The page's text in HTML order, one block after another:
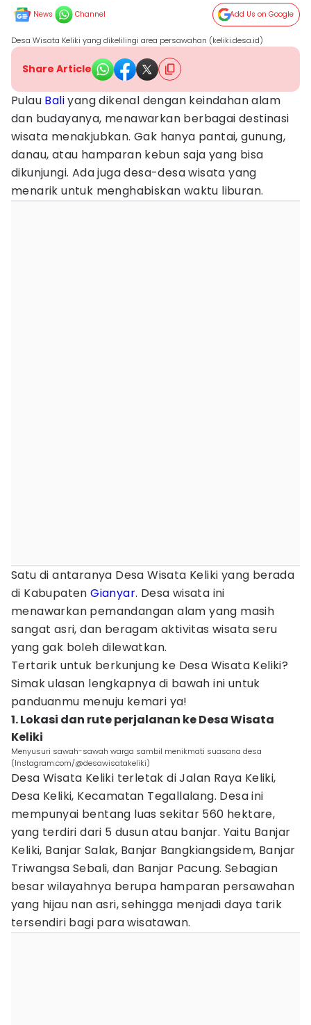
News Channel Add Us on Google
Desa Wisata Keliki yang dikelilingi area persawahan (keliki.desa.id)
Share Article
Pulau Baliyang dikenal dengan keindahan alam
dan budayanya, menawarkan berbagai destinasi
wisata menakjubkan. Gak hanya pantai, gunung,
danau, atau hamparan kebun saja yang bisa
dikunjungi. Ada juga desa-desa wisata yang
menarik untuk menghabiskan waktu liburan.
Satu di antaranya Desa Wisata Keliki yang berada
di KabupatenGianyar. Desa wisata ini
menawarkan pemandangan alam yang masih
sangat asri, dan beragam aktivitas wisata seru
yang gak boleh dilewatkan.
Tertarik untuk berkunjung ke Desa Wisata Keliki?
Simak ulasan lengkapnya di bawah ini untuk
panduanmu menuju kemari ya!
1. Lokasi dan rute perjalanan ke Desa Wisata
Keliki
Menyusuri sawah-sawah warga sambil menikmati suasana desa
(Instagram.com/@desawisatakeliki)
Desa Wisata Keliki terletak di Jalan Raya Keliki,
Desa Keliki, Kecamatan Tegallalang. Desa ini
mempunyai bentang luas sekitar 560 hektare,
yang terdiri dari 5 dusun atau banjar. Yaitu Banjar
Keliki, Banjar Salak, Banjar Bangkiangsidem, Banjar
Triwangsa Sebali, dan Banjar Pacung. Sebagian
besar wilayahnya berupa hamparan persawahan
yang hijau nan asri, sehingga menjadi daya tarik
tersendiri bagi para wisatawan.